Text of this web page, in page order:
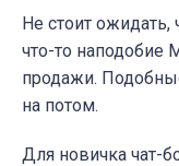
Не стоит ожидать,
что-то наподобие
продажи.
на потом.
Для новичка чат-